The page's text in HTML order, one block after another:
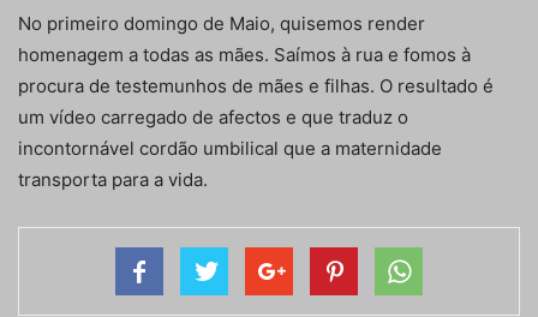
No primeiro domingo de Maio, quisemos render
homenagem a todas as mães. Saímos à rua e fomos à
procura de testemunhos de mães e filhas. O resultado é
um vídeo carregado de afectos e que traduz o
incontornável cordão umbilical que a maternidade
transporta para a vida.